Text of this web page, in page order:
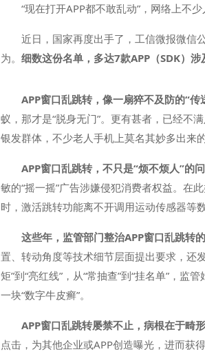
“现在打开APP都不敢乱动”，网络上不少
近日，国家再度出手了，工信微报微信
为。 细数这份名单，多达7款APP（SDK）
APP窗口乱跳转，像一扇猝不及防的“传
蚁，那才是“脱身无门”。更有甚者，已经不
银发群体，不少老人手机上莫名其妙多出来
APP窗口乱跳转，不只是“烦不烦人”的
敏的“摇一摇”广告涉嫌侵犯消费者权益。在
时，激活跳转功能离不开调用运动传感器等
这些年，监管部门整治APP窗口乱跳转的
置、转动角度等技术细节层面提出要求，还
矩”到“亮红线”，从“常抽查”到“挂名单”，
一块“数字牛皮癣”。
APP窗口乱跳转屡禁不止，病根在于畸形
点击，为其他企业或APP创造曝光，进而获